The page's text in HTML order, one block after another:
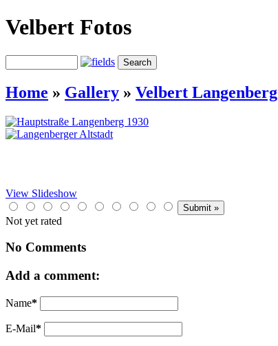
Velbert Fotos
Home » Gallery » Velbert Langenberg
View Slideshow
Not yet rated
No Comments
Add a comment:
Name*
E-Mail*